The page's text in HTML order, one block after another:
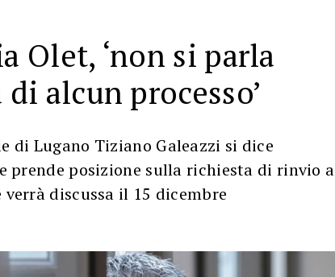
Olet, ‘non si parla
di alcun processo’
di Lugano Tiziano Galeazzi si dice
prende posizione sulla richiesta di rinvio a
discussa il 15 dicembre